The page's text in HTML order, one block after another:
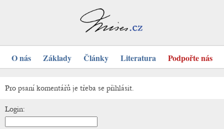
O nás Základy Články Literatura Podpořte nás
Pro psaní komentářů je třeba se přihlásit.
Login: